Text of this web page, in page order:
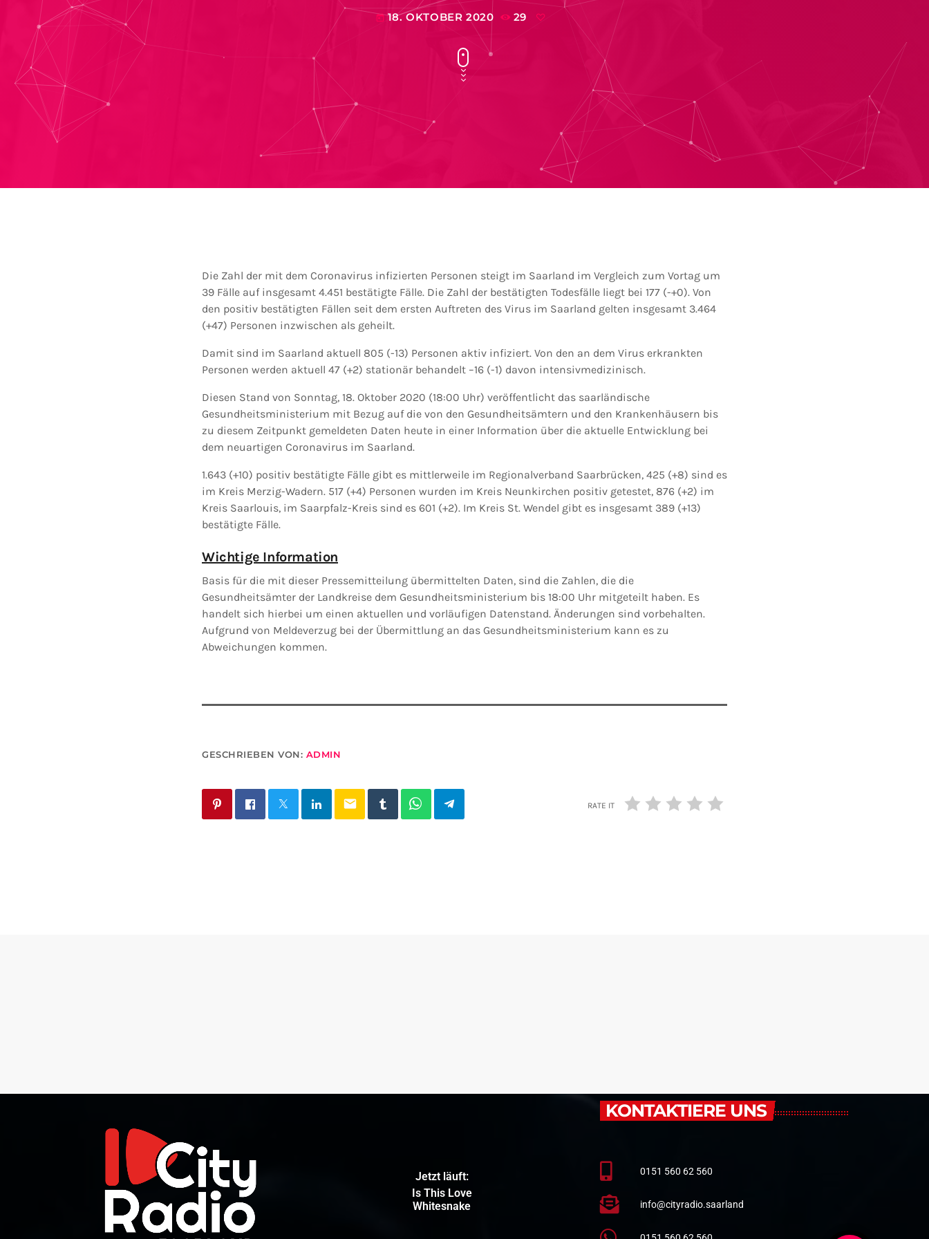
today 18. OKTOBER 2020 29
Die Zahl der mit dem Coronavirus infizierten Personen steigt im Saarland im Vergleich zum Vortag um
39 Fälle auf insgesamt 4.451 bestätigte Fälle. Die Zahl der bestätigten Todesfälle liegt bei 177 (-+0). Von
den positiv bestätigten Fällen seit dem ersten Auftreten des Virus im Saarland gelten insgesamt 3.464
(+47) Personen inzwischen als geheilt.
Damit sind im Saarland aktuell 805 (-13) Personen aktiv infiziert. Von den an dem Virus erkrankten
Personen werden aktuell 47 (+2) stationär behandelt –16 (-1) davon intensivmedizinisch.
Diesen Stand von Sonntag, 18. Oktober 2020 (18:00 Uhr) veröffentlicht das saarländische
Gesundheitsministerium mit Bezug auf die von den Gesundheitsämtern und den Krankenhäusern bis
zu diesem Zeitpunkt gemeldeten Daten heute in einer Information über die aktuelle Entwicklung bei
dem neuartigen Coronavirus im Saarland.
1.643 (+10) positiv bestätigte Fälle gibt es mittlerweile im Regionalverband Saarbrücken, 425 (+8) sind es
im Kreis Merzig-Wadern. 517 (+4) Personen wurden im Kreis Neunkirchen positiv getestet, 876 (+2) im
Kreis Saarlouis, im Saarpfalz-Kreis sind es 601 (+2). Im Kreis St. Wendel gibt es insgesamt 389 (+13)
bestätigte Fälle.
Wichtige Information
Basis für die mit dieser Pressemitteilung übermittelten Daten, sind die Zahlen, die die
Gesundheitsämter der Landkreise dem Gesundheitsministerium bis 18:00 Uhr mitgeteilt haben. Es
handelt sich hierbei um einen aktuellen und vorläufigen Datenstand. Änderungen sind vorbehalten.
Aufgrund von Meldeverzug bei der Übermittlung an das Gesundheitsministerium kann es zu
Abweichungen kommen.
GESCHRIEBEN VON: ADMIN
email RATE IT
Jetzt läuft:
Is This Love
Whitesnake
KONTAKTIERE UNS
0151 560 62 560
info@cityradio.saarland